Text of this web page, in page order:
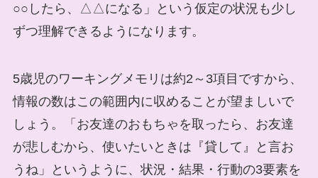
○○したら、△△になる」という仮定の状況も少し
ずつ理解できるようになります。
5歳児のワーキングメモリは約2～3項目ですから、
情報の数はこの範囲内に収めることが望ましいで
しょう。「お友達のおもちゃを取ったら、お友達
が悲しむから、使いたいときは『貸して』と言お
うね」というように、状況・結果・行動の3要素を